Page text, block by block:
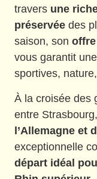
travers une
préservée des
saison, son
vous garantit
sportives,
À la croisée des
entre
l’Allemagne et
exceptionnelle
départ idéal